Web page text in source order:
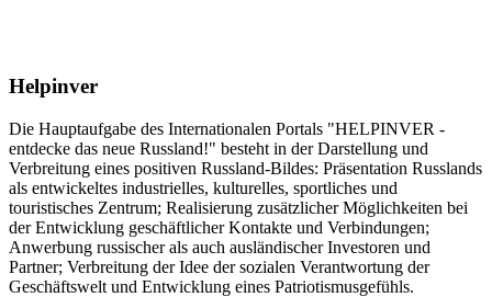
Helpinver
Die Hauptaufgabe des Internationalen Portals "HELPINVER -
entdecke das neue Russland!" besteht in der Darstellung und
Verbreitung eines positiven Russland-Bildes: Präsentation Russlands
als entwickeltes industrielles, kulturelles, sportliches und
touristisches Zentrum; Realisierung zusätzlicher Möglichkeiten bei
der Entwicklung geschäftlicher Kontakte und Verbindungen;
Anwerbung russischer als auch ausländischer Investoren und
Partner; Verbreitung der Idee der sozialen Verantwortung der
Geschäftswelt und Entwicklung eines Patriotismusgefühls.